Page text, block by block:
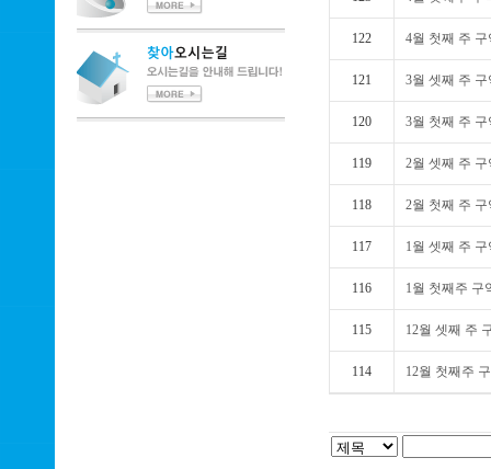
122 4월 첫째 주
121 3월 셋째 주
120 3월 첫째 주
119 2월 셋째 주
118 2월 첫째 주
117 1월 셋째 주
116 1월 첫째주 구
115 12월 셋째 주
114 12월 첫째주